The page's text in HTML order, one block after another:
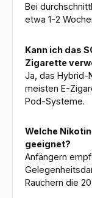
Bei
etwa 1-2
Kann ich das
Zigarette
Ja, das Hybrid-
meisten E-
Pod-Systeme.
Welche
geeignet?
Anfängern
Rauchern die